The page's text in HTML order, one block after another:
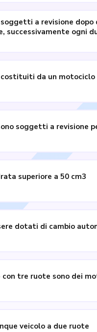
a revisione
successivamente ogni
da un motociclo
soggetti a revisione
superiore a 50 cm3
dotati di cambio
tre ruote sono dei
veicolo a due ruote